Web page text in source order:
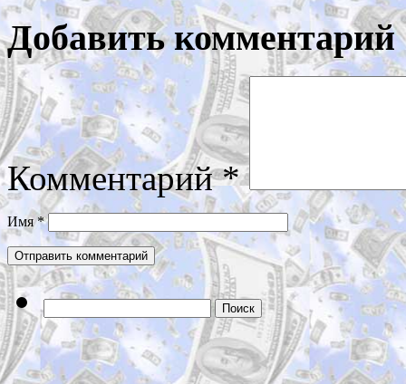
Добавить комментарий
Комментарий*
Имя*